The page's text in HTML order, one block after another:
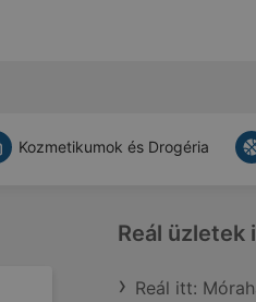
Kozmetikumok és Drogéria
Reál üzletek
Reál itt: